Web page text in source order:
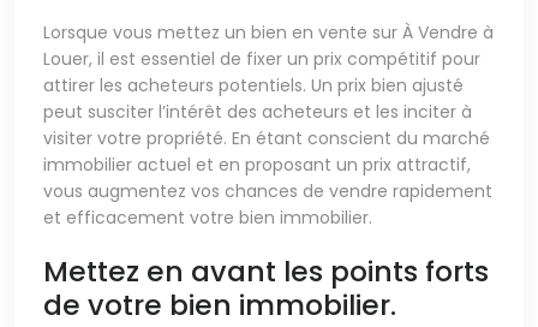
Lorsque vous mettez un bien en vente sur À Vendre à
Louer, il est essentiel de fixer un prix compétitif pour
attirer les acheteurs potentiels. Un prix bien ajusté
peut susciter l’intérêt des acheteurs et les inciter à
visiter votre propriété. En étant conscient du marché
immobilier actuel et en proposant un prix attractif,
vous augmentez vos chances de vendre rapidement
et efficacement votre bien immobilier.
Mettez en avant les points forts
de votre bien immobilier.